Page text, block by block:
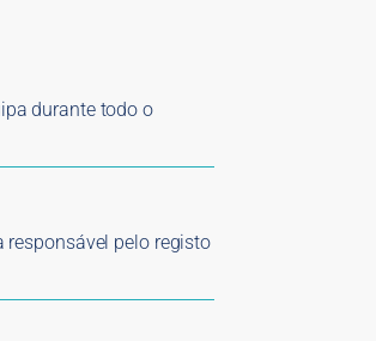
durante todo o
responsável pelo registo